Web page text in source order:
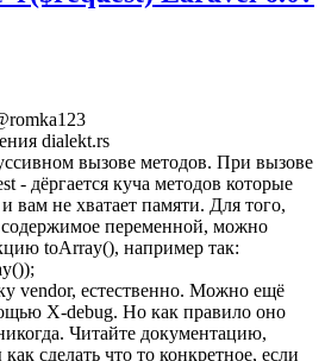
dialekt.rs
вызове методов. При вызове
- дёргается куча методов которые
вам не хватает памяти. Для того,
переменной, можно
toArray(), например так:
vendor, естественно. Можно ещё
X-debug. Но как правило оно
Читайте документацию,
сделать что то конкретное, если